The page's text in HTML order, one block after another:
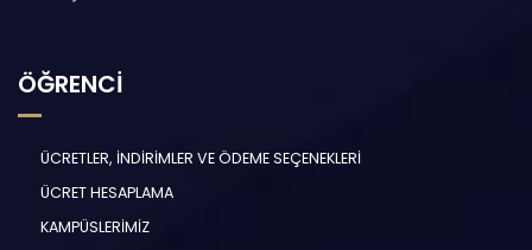
ÖĞRENCİ
ÜCRETLER, İNDİRİMLER VE ÖDEME SEÇENEKLERİ
ÜCRET HESAPLAMA
KAMPÜSLERİMİZ